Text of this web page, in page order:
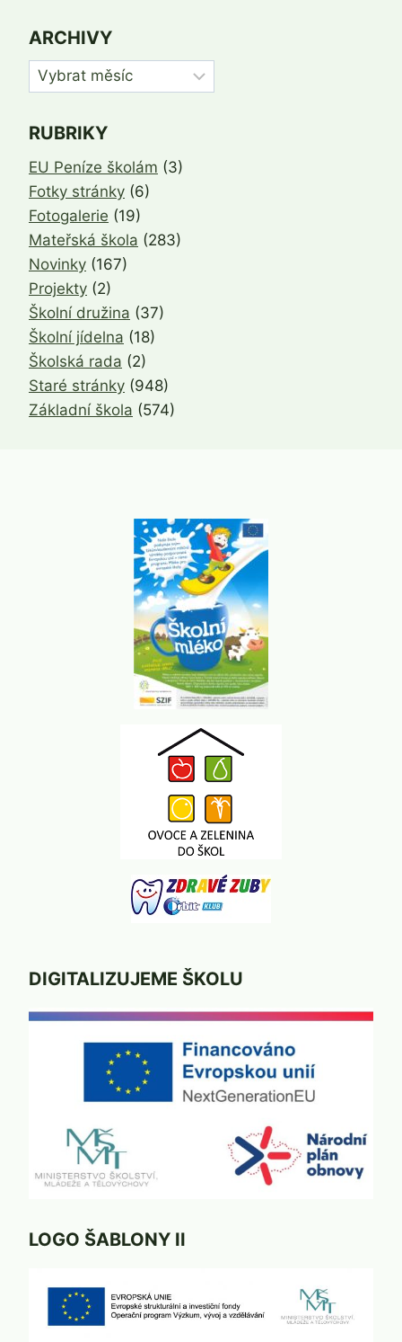
ARCHIVY
Archivy
RUBRIKY
EU Peníze školám (3)
Fotky stránky (6)
Fotogalerie (19)
Mateřská škola (283)
Novinky (167)
Projekty (2)
Školní družina (37)
Školní jídelna (18)
Školská rada (2)
Staré stránky (948)
Základní škola (574)
DIGITALIZUJEME ŠKOLU
LOGO ŠABLONY II